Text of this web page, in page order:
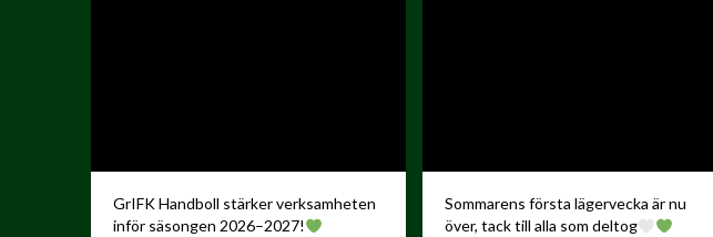
GrIFK Handboll stärker verksamheten
inför säsongen 2026–2027!
Sommarens första lägervecka är nu
över, tack till alla som deltog